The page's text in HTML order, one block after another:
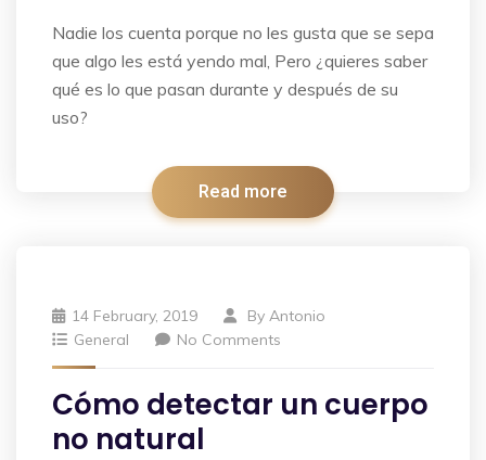
Nadie los cuenta porque no les gusta que se sepa
que algo les está yendo mal, Pero ¿quieres saber
qué es lo que pasan durante y después de su
uso?
Read more
14 February, 2019 By Antonio
General
No Comments
Cómo detectar un cuerpo
no natural